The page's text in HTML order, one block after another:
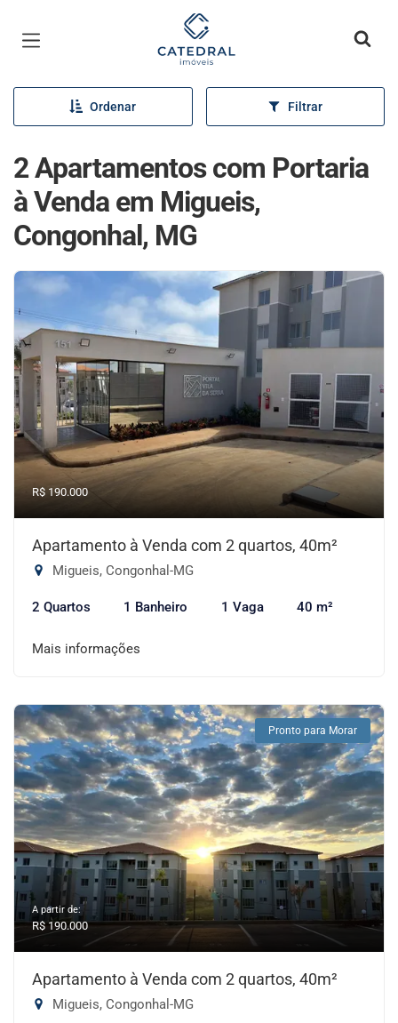
Página inicial
Ordenar Filtrar
2 Apartamentos com Portaria
à Venda em Migueis,
Congonhal, MG
R$ 190.000
Apartamento à Venda com 2 quartos, 40m²
Migueis, Congonhal-MG
2 Quartos 1 Banheiro 1 Vaga 40 m²
Mais informações
Pronto para Morar
A partir de:
R$ 190.000
Apartamento à Venda com 2 quartos, 40m²
Migueis, Congonhal-MG